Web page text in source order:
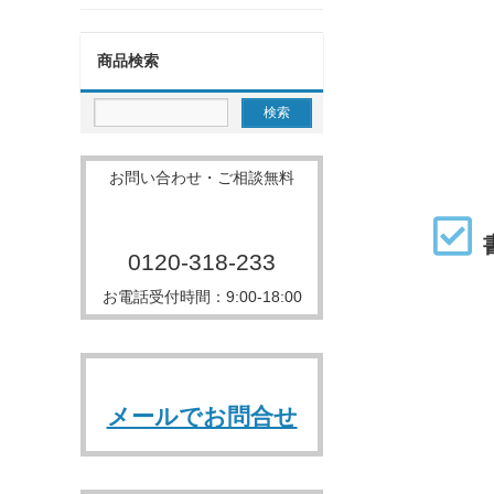
商品検索
お問い合わせ・ご相談無料
0120-318-233
お電話受付時間：9:00-18:00
メールでお問合せ